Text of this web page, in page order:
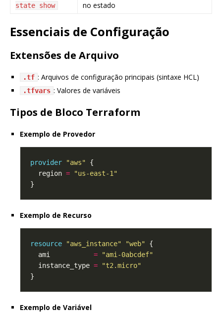
state show
no estado
Essenciais de Configuração
Extensões de Arquivo
.tf : Arquivos de configuração principais (sintaxe HCL)
.tfvars : Valores de variáveis
Tipos de Bloco Terraform
Exemplo de Provedor
provider "aws"
  region
=
"us-east-1"
Exemplo de Recurso
resource "aws_instance" "web"
  ami
=
"ami-0abcdef"
  instance_type
=
"t2.micro"
Exemplo de Variável